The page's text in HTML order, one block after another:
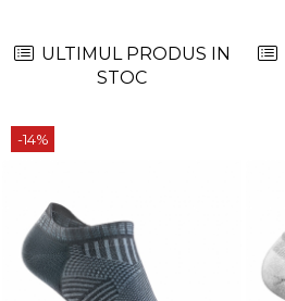
ULTIMUL PRODUS IN
STOC
-14%